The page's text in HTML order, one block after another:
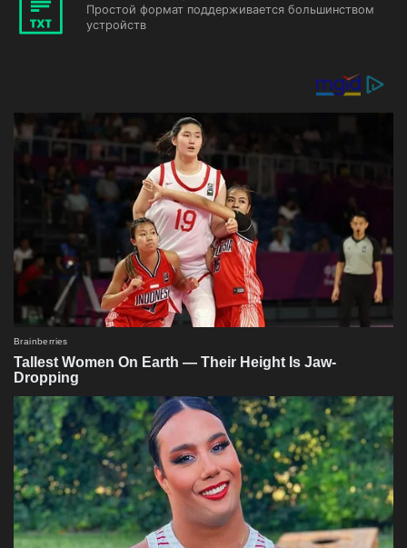
Простой формат поддерживается большинством
устройств